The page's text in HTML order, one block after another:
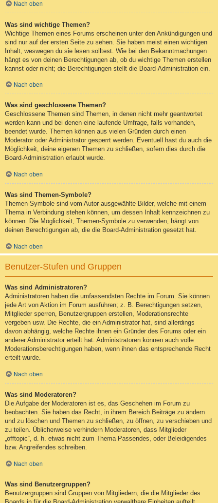
Nach oben
Was sind wichtige Themen?
Wichtige Themen eines Forums erscheinen unter den Ankündigungen und
sind nur auf der ersten Seite zu sehen. Sie haben meist einen wichtigen
Inhalt, weswegen du sie lesen solltest. Wie bei den Bekanntmachungen
hängt es von deinen Berechtigungen ab, ob du wichtige Themen erstellen
kannst oder nicht; die Berechtigungen stellt die Board-Administration ein.
Nach oben
Was sind geschlossene Themen?
Geschlossene Themen sind Themen, in denen nicht mehr geantwortet
werden kann und bei denen eine laufende Umfrage, falls vorhanden,
beendet wurde. Themen können aus vielen Gründen durch einen
Moderator oder Administrator gesperrt werden. Eventuell hast du auch die
Möglichkeit, deine eigenen Themen zu schließen, sofern dies durch die
Board-Administration erlaubt wurde.
Nach oben
Was sind Themen-Symbole?
Themen-Symbole sind vom Autor ausgewählte Bilder, welche mit einem
Thema in Verbindung stehen können, um dessen Inhalt kennzeichnen zu
können. Die Möglichkeit, Themen-Symbole zu verwenden, hängt von
deinen Berechtigungen ab, die die Board-Administration gesetzt hat.
Nach oben
Benutzer-Stufen und Gruppen
Was sind Administratoren?
Administratoren haben die umfassendsten Rechte im Forum. Sie können
jede Art von Aktion im Forum ausführen; z. B. Berechtigungen setzen,
Mitglieder sperren, Benutzergruppen erstellen, Moderationsrechte
vergeben usw. Die Rechte, die ein Administrator hat, sind allerdings
davon abhängig, welche Rechte ihnen ein Gründer des Forums oder ein
anderer Administrator erteilt hat. Administratoren können auch volle
Moderationsberechtigungen haben, wenn ihnen das entsprechende Recht
erteilt wurde.
Nach oben
Was sind Moderatoren?
Die Aufgabe der Moderatoren ist es, das Geschehen im Forum zu
beobachten. Sie haben das Recht, in ihrem Bereich Beiträge zu ändern
und zu löschen und Themen zu schließen, zu öffnen, zu verschieben und
zu teilen. Üblicherweise verhindern Moderatoren, dass Mitglieder
„offtopic“, d. h. etwas nicht zum Thema Passendes, oder Beleidigendes
bzw. Angreifendes schreiben.
Nach oben
Was sind Benutzergruppen?
Benutzergruppen sind Gruppen von Mitgliedern, die die Mitglieder des